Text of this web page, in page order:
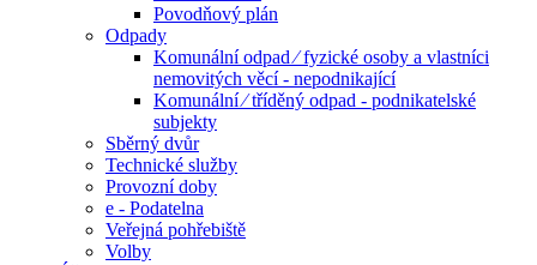
Povodňový plán
Odpady
Komunální odpad ⁄ fyzické osoby a vlastníci
nemovitých věcí - nepodnikající
Komunální ⁄ tříděný odpad - podnikatelské
subjekty
Sběrný dvůr
Technické služby
Provozní doby
e - Podatelna
Veřejná pohřebiště
Volby